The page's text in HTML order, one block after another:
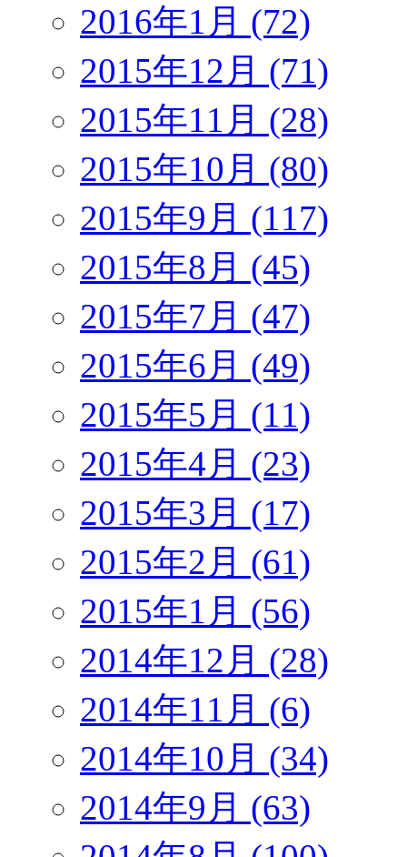
2016年1月 (72)
2015年12月 (71)
2015年11月 (28)
2015年10月 (80)
2015年9月 (117)
2015年8月 (45)
2015年7月 (47)
2015年6月 (49)
2015年5月 (11)
2015年4月 (23)
2015年3月 (17)
2015年2月 (61)
2015年1月 (56)
2014年12月 (28)
2014年11月 (6)
2014年10月 (34)
2014年9月 (63)